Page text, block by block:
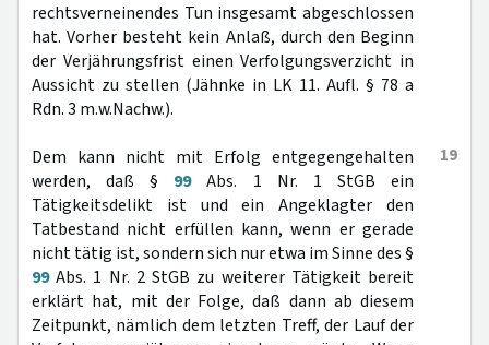
rechtsverneinendes Tun insgesamt abgeschlossen
hat. Vorher besteht kein Anlaß, durch den Beginn
der Verjährungsfrist einen Verfolgungsverzicht in
Aussicht zu stellen (Jähnke in LK 11. Aufl. § 78 a
Rdn. 3 m.w.Nachw.).
19
Dem kann nicht mit Erfolg entgegengehalten
werden, daß § 99Abs. 1 Nr. 1 StGB ein
Tätigkeitsdelikt ist und ein Angeklagter den
Tatbestand nicht erfüllen kann, wenn er gerade
nicht tätig ist, sondern sich nur etwa im Sinne des §
99Abs. 1 Nr. 2 StGB zu weiterer Tätigkeit bereit
erklärt hat, mit der Folge, daß dann ab diesem
Zeitpunkt, nämlich dem letzten Treff, der Lauf der